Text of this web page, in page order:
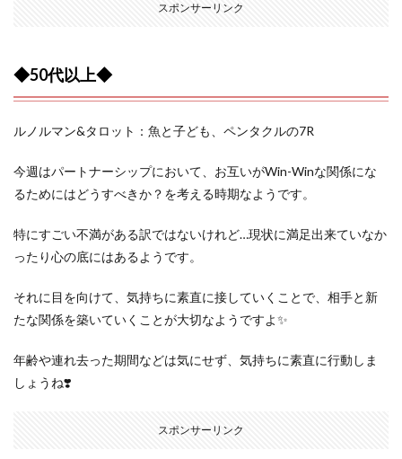
スポンサーリンク
◆50代以上◆
ルノルマン&タロット：魚と子ども、ペンタクルの7R
今週はパートナーシップにおいて、お互いがWin-Winな関係にな
るためにはどうすべきか？を考える時期なようです。
特にすごい不満がある訳ではないけれど…現状に満足出来ていなか
ったり心の底にはあるようです。
それに目を向けて、気持ちに素直に接していくことで、相手と新
たな関係を築いていくことが大切なようですよ✨
年齢や連れ去った期間などは気にせず、気持ちに素直に行動しま
しょうね❣️
スポンサーリンク